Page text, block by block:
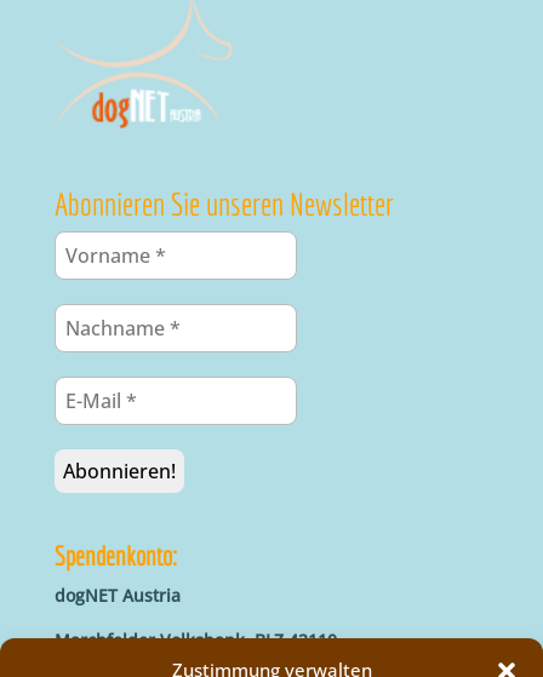
Zustimmung verwalten
Abonnieren Sie unseren Newsletter
Spendenkonto:
dogNET Austria
Marchfelder Volksbank, BLZ 42110
IBAN: AT66 4211 0421 5000 0000